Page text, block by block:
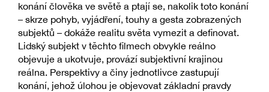
konání člověka ve světě a ptají se, nakolik toto konání
– skrze pohyb, vyjádření, touhy a gesta zobrazených
subjektů – dokáže realitu světa vymezit a definovat.
Lidský subjekt v těchto filmech obvykle reálno
objevuje a ukotvuje, provází subjektivní krajinou
reálna. Perspektivy a činy jednotlivce zastupují
konání, jehož úlohou je objevovat základní pravdy